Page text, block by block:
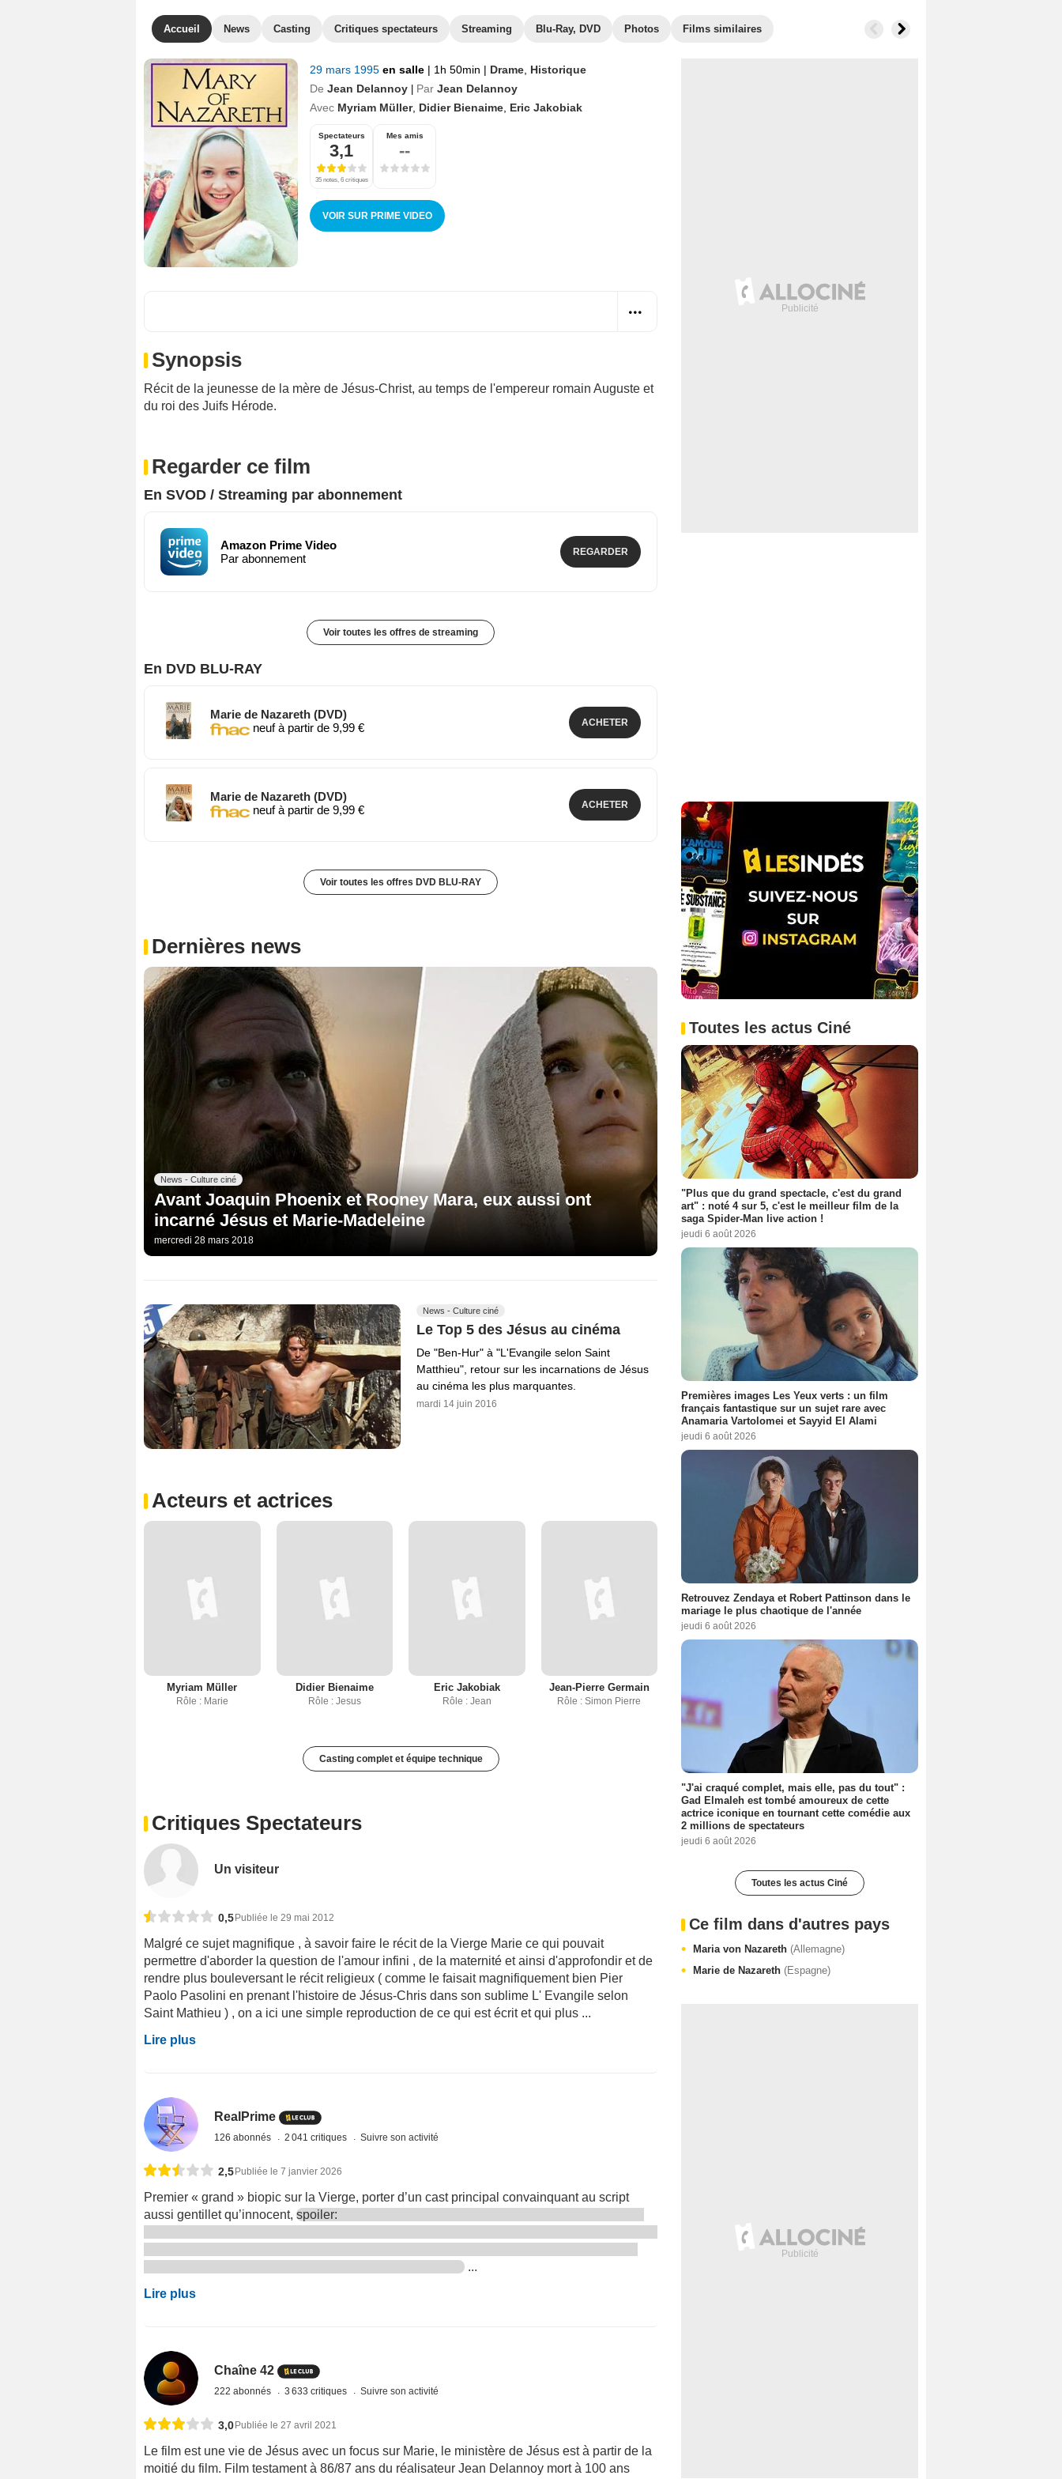
Accueil News Casting Critiques spectateurs Streaming Blu-Ray, DVD Photos Films similaires
29 mars 1995 en salle | 1h 50min | Drame Historique
De Jean Delannoy Par Jean Delannoy
Avec Myriam Müller, Didier Bienaime Eric Jakobiak
Spectateurs
3,1
35 notes, 6 critiques
Mes amis
--
VOIR SUR PRIME VIDEO
Synopsis
Récit de la jeunesse de la mère de Jésus-Christ, au temps de l'empereur romain Auguste et
du roi des Juifs Hérode.
Regarder ce film
En SVOD / Streaming par abonnement
Amazon Prime Video
Par abonnement
REGARDER
Voir toutes les offres de streaming
En DVD BLU-RAY
Marie de Nazareth (DVD)
neuf à partir de 9,99 €
ACHETER
Marie de Nazareth (DVD)
neuf à partir de 9,99 €
ACHETER
Voir toutes les offres DVD BLU-RAY
Dernières news
News - Culture ciné
Avant Joaquin Phoenix et Rooney Mara, eux aussi ont
incarné Jésus et Marie-Madeleine
mercredi 28 mars 2018
News - Culture ciné
Le Top 5 des Jésus au cinéma
De "Ben-Hur" à "L'Evangile selon Saint
Matthieu", retour sur les incarnations de Jésus
au cinéma les plus marquantes.
mardi 14 juin 2016
Acteurs et actrices
Myriam Müller
Rôle : Marie
Didier Bienaime
Rôle : Jesus
Eric Jakobiak
Rôle : Jean
Jean-Pierre Germain
Rôle : Simon Pierre
Casting complet et équipe technique
Critiques Spectateurs
Un visiteur
0,5 Publiée le 29 mai 2012
Malgré ce sujet magnifique , à savoir faire le récit de la Vierge Marie ce qui pouvait
permettre d'aborder la question de l'amour infini , de la maternité et ainsi d'approfondir et de
rendre plus bouleversant le récit religieux ( comme le faisait magnifiquement bien Pier
Paolo Pasolini en prenant l'histoire de Jésus-Chris dans son sublime L' Evangile selon
Saint Mathieu ) , on a ici une simple reproduction de ce qui est écrit et qui plus ...
Lire plus
RealPrime
126 abonnés 2 041 critiques Suivre son activité
2,5 Publiée le 7 janvier 2026
Premier « grand » biopic sur la Vierge, porter d’un cast principal convainquant au script
aussi gentillet qu’innocent, spoiler:
...
Lire plus
Chaîne 42
222 abonnés 3 633 critiques Suivre son activité
3,0 Publiée le 27 avril 2021
Le film est une vie de Jésus avec un focus sur Marie, le ministère de Jésus est à partir de la
moitié du film. Film testament à 86/87 ans du réalisateur Jean Delannoy mort à 100 ans
Toutes les actus Ciné
"Plus que du grand spectacle, c'est du grand
art" : noté 4 sur 5, c'est le meilleur film de la
saga Spider-Man live action !
jeudi 6 août 2026
Premières images Les Yeux verts : un film
français fantastique sur un sujet rare avec
Anamaria Vartolomei et Sayyid El Alami
jeudi 6 août 2026
Retrouvez Zendaya et Robert Pattinson dans le
mariage le plus chaotique de l'année
jeudi 6 août 2026
"J'ai craqué complet, mais elle, pas du tout" :
Gad Elmaleh est tombé amoureux de cette
actrice iconique en tournant cette comédie aux
2 millions de spectateurs
jeudi 6 août 2026
Toutes les actus Ciné
Ce film dans d'autres pays
Maria von Nazareth (Allemagne)
Marie de Nazareth (Espagne)